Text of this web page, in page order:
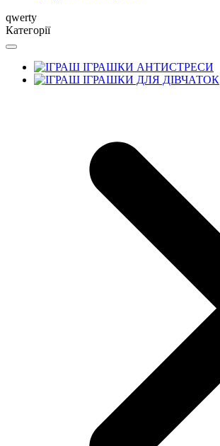
qwerty
Категорії
ІГРАШКИ АНТИСТРЕСИ
ІГРАШКИ ДЛЯ ДІВЧАТОК